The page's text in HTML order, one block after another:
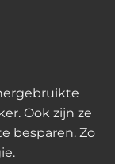
Ook zijn ze
besparen. Zo